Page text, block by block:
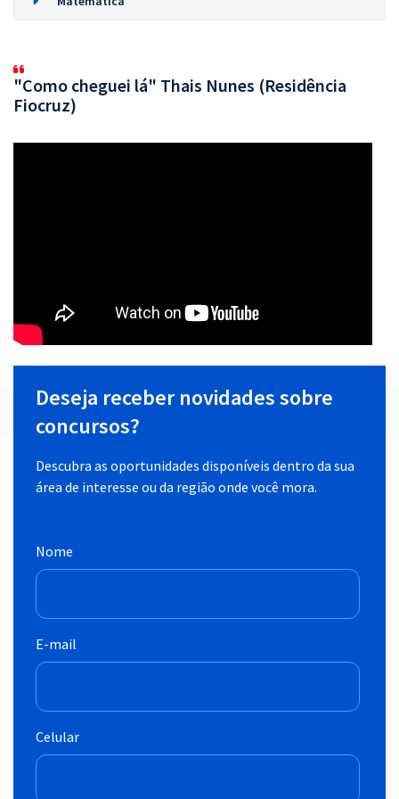
"Como cheguei lá" Thais Nunes (Residência
Fiocruz)
Deseja receber novidades sobre
concursos?
Descubra as oportunidades disponíveis dentro da sua
área de interesse ou da região onde você mora.
Nome
E-mail
Celular